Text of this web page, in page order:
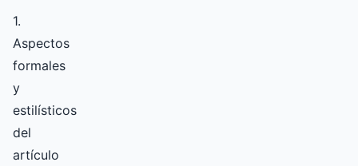
1.
Aspectos
formales
y
estilísticos
del
artículo